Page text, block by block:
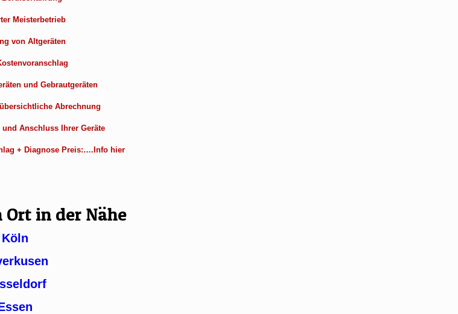
Meisterbetrieb
von Altgeräten
und Gebrautgeräten
Abrechnung
Anschluss Ihrer Geräte
+ Diagnose Preis:….Info hier
in der Nähe
Köln